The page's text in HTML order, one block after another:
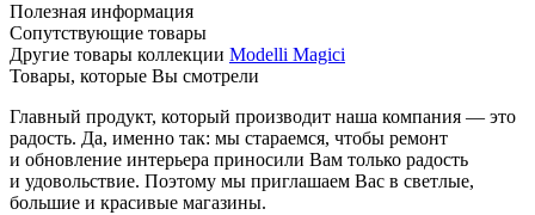
Полезная информация
Сопутствующие товары
Другие товары коллекции Modelli Magici
Товары, которые Вы смотрели
Главный продукт, который производит наша компания — это
радость. Да, именно так: мы стараемся, чтобы ремонт
и обновление интерьера приносили Вам только радость
и удовольствие. Поэтому мы приглашаем Вас в светлые,
большие и красивые магазины.